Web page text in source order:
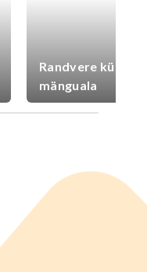
Randvere
mänguala